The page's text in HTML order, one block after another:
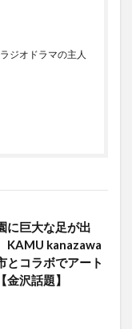
ジオドラマの主人
に巨大な足が出
kanazawa
とコラボでアート
金沢話題】